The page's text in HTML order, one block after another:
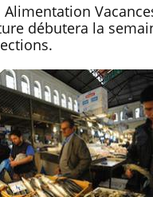
Alimentation
débutera la